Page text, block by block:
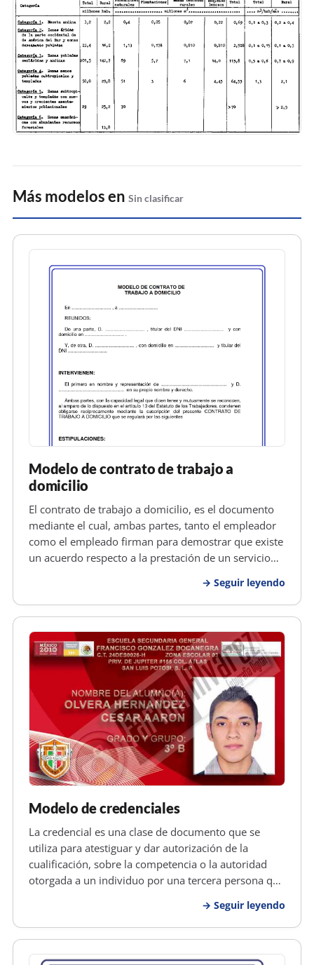
Más modelos en Sin clasificar
Modelo de contrato de trabajo a
domicilio
El contrato de trabajo a domicilio, es el documento
mediante el cual, ambas partes, tanto el empleador
como el empleado firman para demostrar que existe
un acuerdo respecto a la prestación de un servicio
elegido por este de manera libre, en este tipo de
trabajo no…
Seguir leyendo
Modelo de credenciales
La credencial es una clase de documento que se
utiliza para atestiguar y dar autorización de la
cualificación, sobre la competencia o la autoridad
otorgada a un individuo por una tercera persona que
principal de una credencial es que se brinde
posesión al empleado d…
Seguir leyendo